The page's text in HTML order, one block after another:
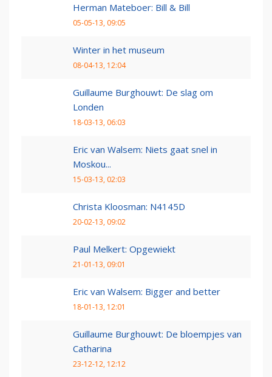
Herman Mateboer: Bill & Bill
05-05-13, 09:05
Winter in het museum
08-04-13, 12:04
Guillaume Burghouwt: De slag om
Londen
18-03-13, 06:03
Eric van Walsem: Niets gaat snel in
Moskou...
15-03-13, 02:03
Christa Kloosman: N4145D
20-02-13, 09:02
Paul Melkert: Opgewiekt
21-01-13, 09:01
Eric van Walsem: Bigger and better
18-01-13, 12:01
Guillaume Burghouwt: De bloempjes van
Catharina
23-12-12, 12:12